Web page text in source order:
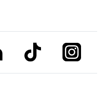
link to linkedinlink to tiktok